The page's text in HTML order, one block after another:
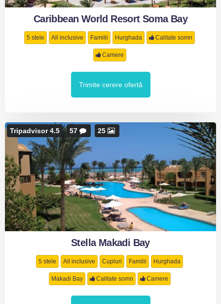
Caribbean World Resort Soma Bay
5 stele All inclusive Familii Hurghada Calitate somn
Camere
Trimite cerere ofertă
Tripadvisor 4.5 57 25
Stella Makadi Bay
5 stele All inclusive Cupluri Familii Hurghada
Makadi Bay Calitate somn Camere